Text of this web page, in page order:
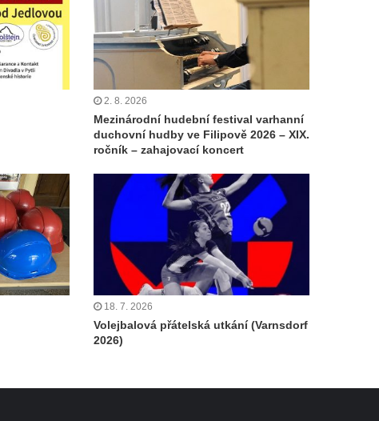
2. 8. 2026
Mezinárodní hudební festival varhanní
duchovní hudby ve Filipově 2026 – XIX.
ročník – zahajovací koncert
18. 7. 2026
Volejbalová přátelská utkání (Varnsdorf
2026)